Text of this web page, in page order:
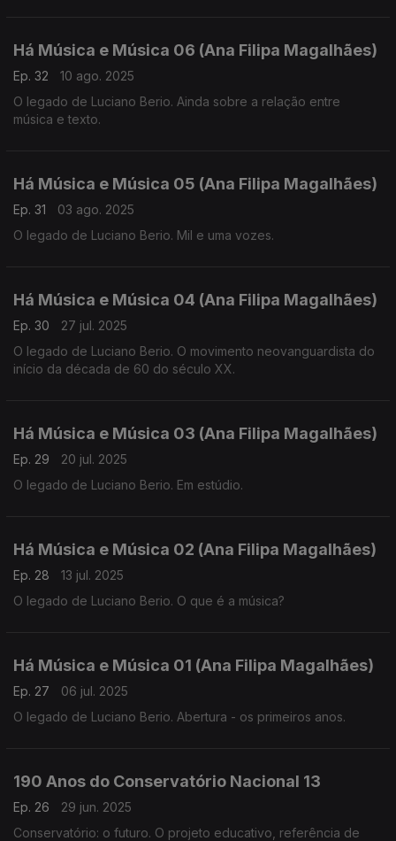
Há Música e Música 06 (Ana Filipa Magalhães)
Ep. 32
10 ago. 2025
O legado de Luciano Berio. Ainda sobre a relação entre
música e texto.
Há Música e Música 05 (Ana Filipa Magalhães)
Ep. 31
03 ago. 2025
O legado de Luciano Berio. Mil e uma vozes.
Há Música e Música 04 (Ana Filipa Magalhães)
Ep. 30
27 jul. 2025
O legado de Luciano Berio. O movimento neovanguardista do
início da década de 60 do século XX.
Há Música e Música 03 (Ana Filipa Magalhães)
Ep. 29
20 jul. 2025
O legado de Luciano Berio. Em estúdio.
Há Música e Música 02 (Ana Filipa Magalhães)
Ep. 28
13 jul. 2025
O legado de Luciano Berio. O que é a música?
Há Música e Música 01 (Ana Filipa Magalhães)
Ep. 27
06 jul. 2025
O legado de Luciano Berio. Abertura - os primeiros anos.
190 Anos do Conservatório Nacional 13
Ep. 26
29 jun. 2025
Conservatório: o futuro. O projeto educativo, referência de